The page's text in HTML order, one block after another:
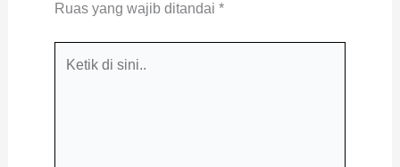
Ruas yang wajib ditandai *